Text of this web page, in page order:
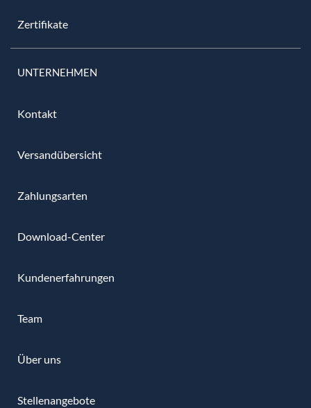
Zertifikate
UNTERNEHMEN
Kontakt
Versandübersicht
Zahlungsarten
Download-Center
Kundenerfahrungen
Team
Über uns
Stellenangebote